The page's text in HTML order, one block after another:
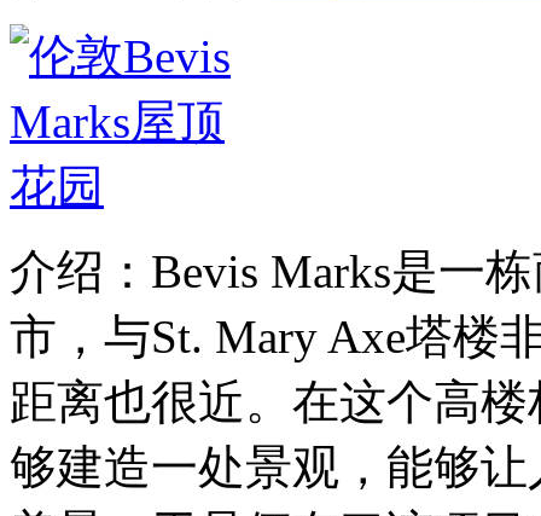
介绍：Bevis Marks是一
市，与St. Mary Axe塔楼
距离也很近。在这个高
够建造一处景观，能够